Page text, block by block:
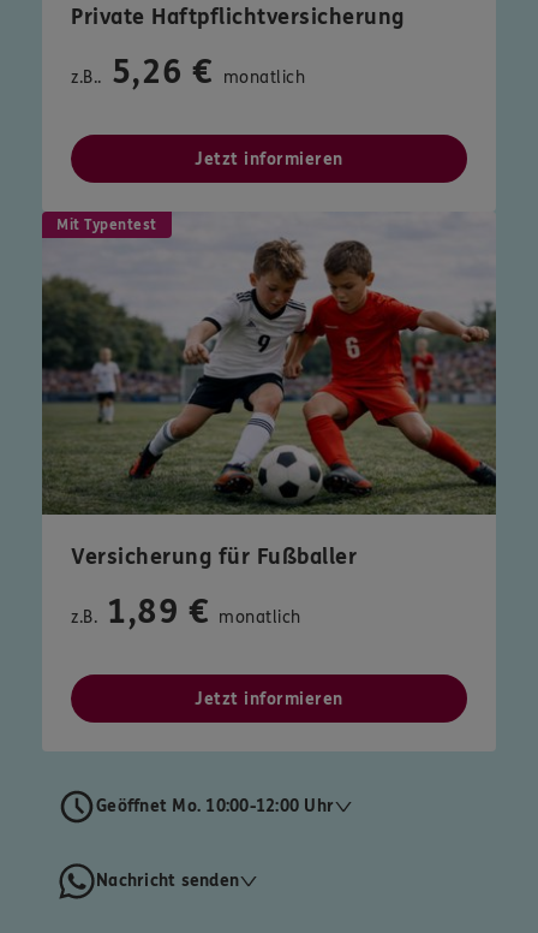
Private Haftpflichtversicherung
z.B.. 5,26 € monatlich
Jetzt informieren
Mit Typentest
Versicherung für Fußballer
z.B. 1,89 € monatlich
Jetzt informieren
Geöffnet Mo. 10:00-12:00 Uhr
Nachricht senden